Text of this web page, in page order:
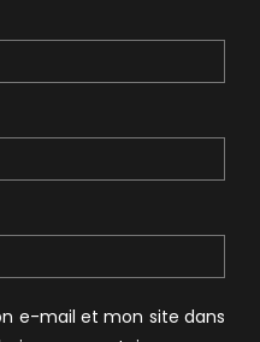
e-mail et mon site dans